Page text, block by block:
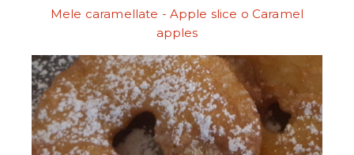
Mele caramellate - Apple slice o Caramel
apples